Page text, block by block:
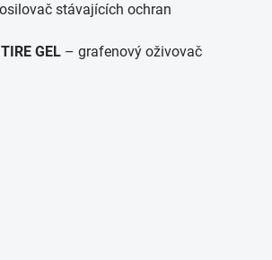
stávajících ochran
GEL – grafenový oživovač